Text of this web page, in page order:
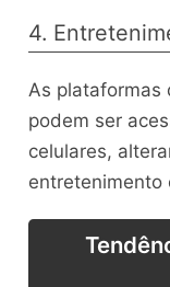
4.
As plataformas
podem ser
celulares,
entretenimento